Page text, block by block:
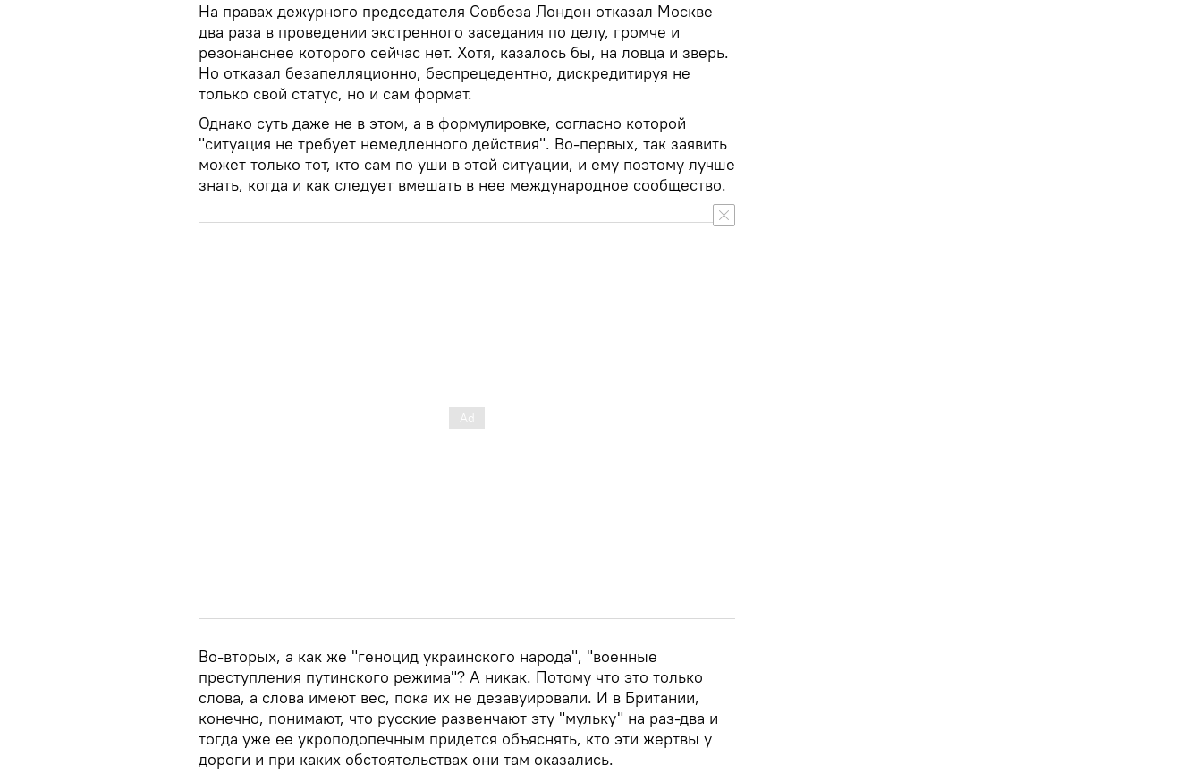
На правах дежурного председателя Совбеза Лондон отказал Москве
два раза в проведении экстренного заседания по делу, громче и
резонанснее которого сейчас нет. Хотя, казалось бы, на ловца и зверь.
Но отказал безапелляционно, беспрецедентно, дискредитируя не
только свой статус, но и сам формат.
Однако суть даже не в этом, а в формулировке, согласно которой
"ситуация не требует немедленного действия". Во-первых, так заявить
может только тот, кто сам по уши в этой ситуации, и ему поэтому лучше
знать, когда и как следует вмешать в нее международное сообщество.
Во-вторых, а как же "геноцид украинского народа", "военные
преступления путинского режима"? А никак. Потому что это только
слова, а слова имеют вес, пока их не дезавуировали. И в Британии,
конечно, понимают, что русские развенчают эту "мульку" на раз-два и
тогда уже ее укроподопечным придется объяснять, кто эти жертвы у
дороги и при каких обстоятельствах они там оказались.